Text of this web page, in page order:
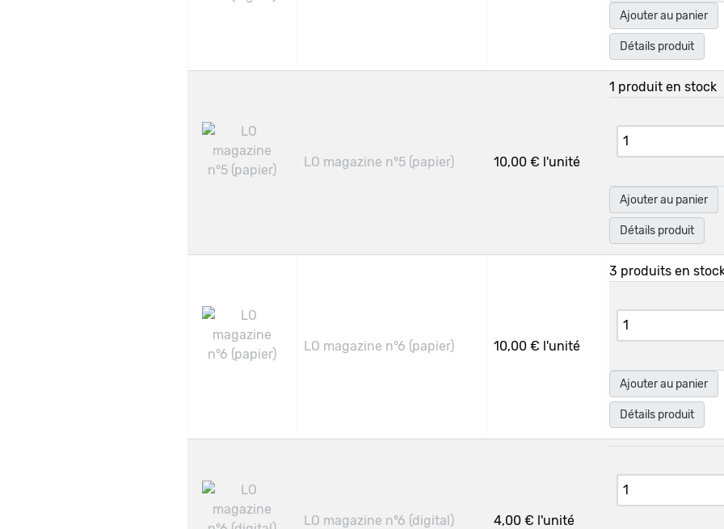
Ajouter au panier
Détails produit
LO magazine n°5 (papier) 10,00 € l'unité
1 produit en stock
Ajouter au panier
Détails produit
LO magazine n°6 (papier) 10,00 € l'unité
3 produits en
Ajouter au panier
Détails produit
LO magazine n°6 (digital) 4,00 € l'unité